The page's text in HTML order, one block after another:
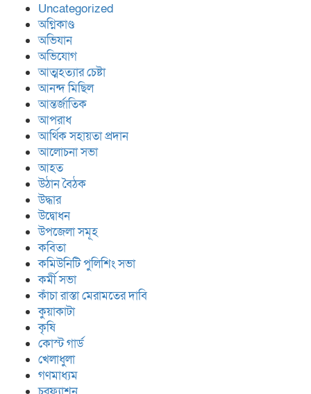
Uncategorized
অগ্নিকাণ্ড
অভিযান
অভিযোগ
আত্মহত্যার চেষ্টা
আনন্দ মিছিল
আন্তর্জাতিক
আপরাধ
আর্থিক সহায়তা প্রদান
আলোচনা সভা
আহত
উঠান বৈঠক
উদ্ধার
উদ্বোধন
উপজেলা সমূহ
কবিতা
কমিউনিটি পুলিশিং সভা
কর্মী সভা
কাঁচা রাস্তা মেরামতের দাবি
কুয়াকাটা
কৃষি
কোস্ট গার্ড
খেলাধুলা
গণমাধ্যম